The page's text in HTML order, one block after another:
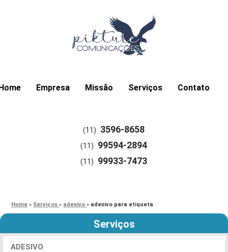
Empresa Missão Serviços Contato
(11) 3596-8658
(11) 99594-2894
(11) 99933-7473
Home » Serviços» adesivo» adesivo para etiqueta
Serviços
ADESIVO